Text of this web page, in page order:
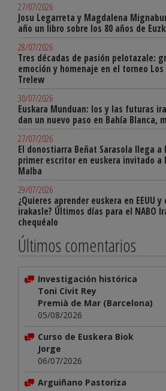
27/07/2026
Josu Legarreta y Magdalena
año un libro sobre los 80 años de
28/07/2026
Tres décadas de pasión pelotazale:
emoción y homenaje en el torneo Los
Trelew
30/07/2026
Euskara Munduan: los y las futuras
dan un nuevo paso en Bahía Blanca,
27/07/2026
El donostiarra Beñat Sarasola llega a
primer escritor en euskera invitado a
Malba
29/07/2026
¿Quieres aprender euskera en EEUU
irakasle? Últimos días para el NABO
chequéalo
Últimos comentarios
Investigación histórica
Toni Civit Rey
Premià de Mar (Barcelona)
05/08/2026
Curso de Euskera Biok
Jorge
06/07/2026
Arguiñano Pastoriza